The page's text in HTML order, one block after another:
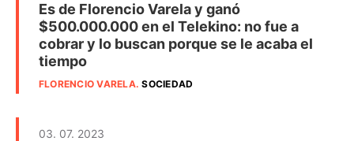
Es de Florencio Varela y ganó
$500.000.000 en el Telekino: no fue a
cobrar y lo buscan porque se le acaba el
tiempo
FLORENCIO VARELA.SOCIEDAD
03. 07. 2023